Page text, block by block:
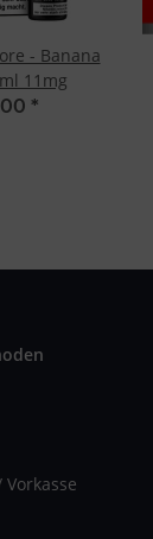
- Banana
11mg
*